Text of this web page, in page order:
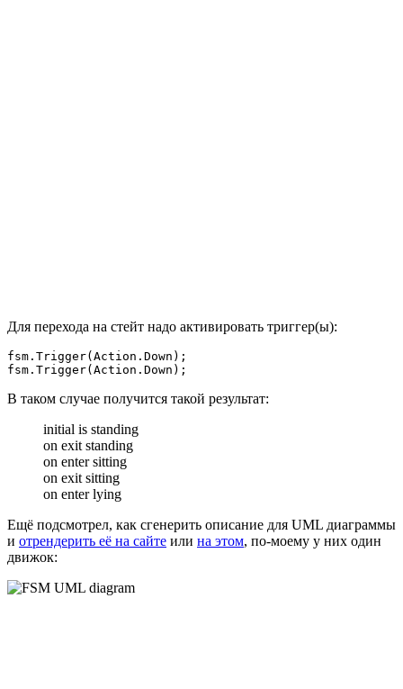
Для перехода на стейт надо активировать триггер(ы):
fsm.Trigger(Action.Down);
fsm.Trigger(Action.Down);
В таком случае получится такой результат:
initial is standing
on exit standing
on enter sitting
on exit sitting
on enter lying
Ещё подсмотрел, как сгенерить описание для UML диаграммы
и отрендерить её на сайте или на этом, по-моему у них один
движок: